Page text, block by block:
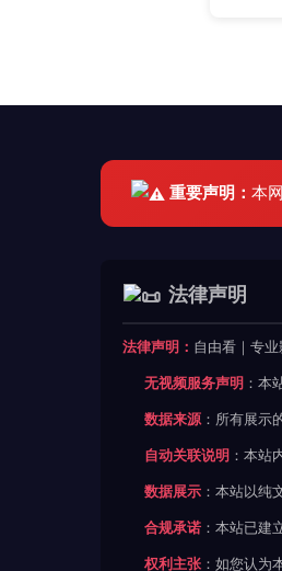
重要声明：本
法律声明
法律声明： 自由看｜专
无视频服务声明 ：本
数据来源 ：所有展示
自动关联说明 ：本站
数据展示 ：本站以纯
合规承诺 ：本站已建
权利主张 ：如您认为